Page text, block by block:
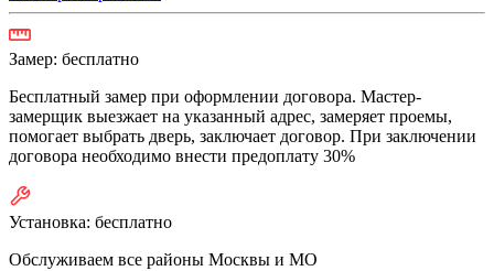
Замер: бесплатно
Бесплатный замер при оформлении договора. Мастер-
замерщик выезжает на указанный адрес, замеряет проемы,
помогает выбрать дверь, заключает договор. При заключении
договора необходимо внести предоплату 30%
Установка: бесплатно
Обслуживаем все районы Москвы и МО